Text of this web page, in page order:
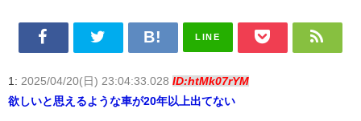
LINE
1: 2025/04/20(日) 23:04:33.028 ID:htMk07rYM
欲しいと思えるような車が20年以上出てない